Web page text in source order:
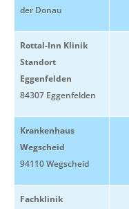
der Donau
Rottal-Inn Klinik
Standort
Eggenfelden
84307 Eggenfelden
Krankenhaus
Wegscheid
94110 Wegscheid
Fachklinik